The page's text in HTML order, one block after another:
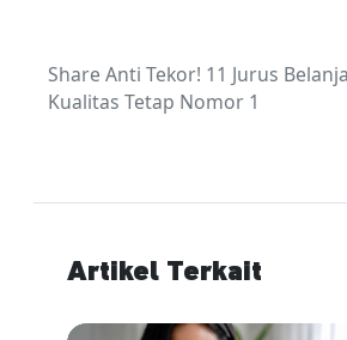
Share Anti Tekor! 11 Jurus
Kualitas Tetap Nomor 1
Artikel Terkait